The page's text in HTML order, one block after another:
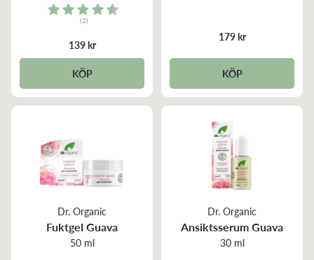
Rating:
(2)
139 kr
KÖP
179 kr
KÖP
Dr. Organic
Fuktgel Guava
50 ml
Dr. Organic
Ansiktsserum Guava
30 ml